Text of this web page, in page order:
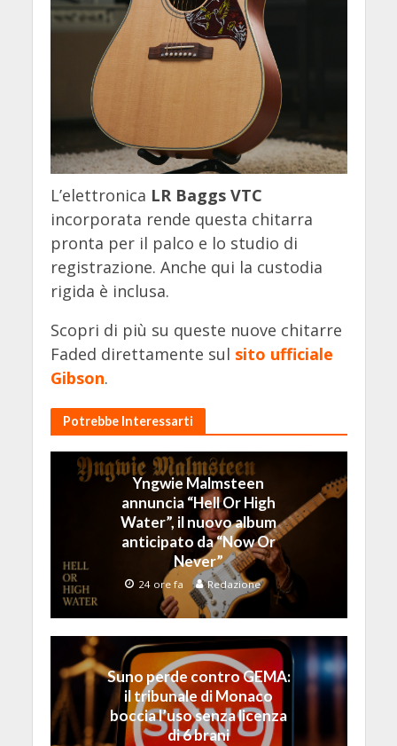
L’elettronica LR Baggs VTC
incorporata rende questa chitarra
pronta per il palco e lo studio di
registrazione. Anche qui la custodia
rigida è inclusa.
Scopri di più su queste nuove chitarre
Faded direttamente sul sito ufficiale
Gibson.
Potrebbe Interessarti
Yngwie Malmsteen
annuncia “Hell Or High
Water”, il nuovo album
anticipato da “Now Or
Never”
24 ore fa Redazione
Suno perde contro GEMA:
il tribunale di Monaco
boccia l’uso senza licenza
di 6 brani